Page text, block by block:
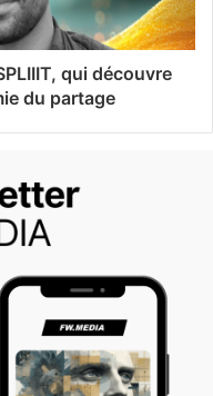
qui découvre
du partage